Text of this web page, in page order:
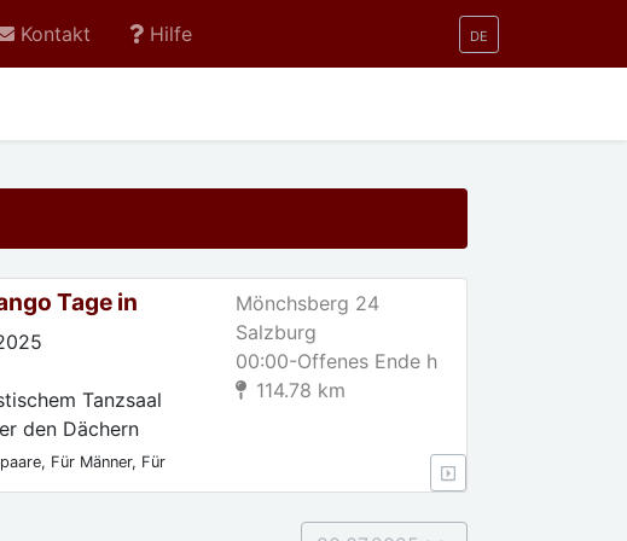
Kontakt Hilfe DE
Tage in
Tanzsaal
den Dächern
Für Männer, Für
Mönchsberg 24
Salzburg
00:00-Offenes Ende h
114.78 km